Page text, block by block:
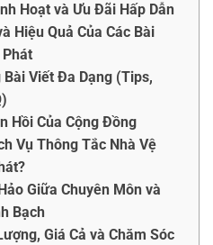
Hoạt và Ưu Đãi Hấp Dẫn
Hiệu Quả Của Các Bài
Bài Viết Đa Dạng (Tips,
Hồi Của Cộng Đồng
Vụ Thông Tắc Nhà Vệ
Giữa Chuyên Môn và
Bạch
Giá Cả và Chăm Sóc